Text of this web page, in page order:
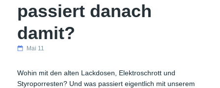
passiert danach
damit?
Mai 11
Wohin mit den alten Lackdosen, Elektroschrott und
Styroporresten? Und was passiert eigentlich mit unserem